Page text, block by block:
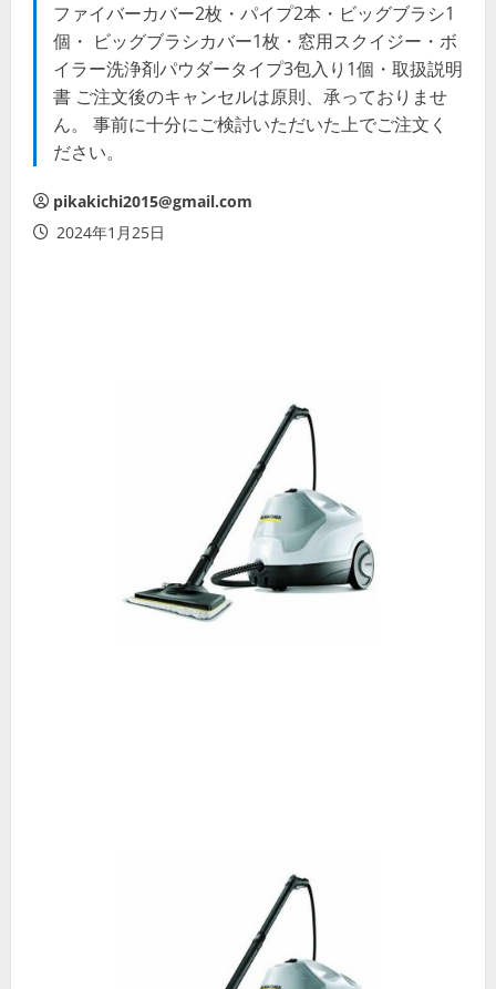
ファイバーカバー2枚・パイプ2本・ビッグブラシ1
個・ ビッグブラシカバー1枚・窓用スクイジー・ボ
イラー洗浄剤パウダータイプ3包入り1個・取扱説明
書 ご注文後のキャンセルは原則、承っておりませ
ん。 事前に十分にご検討いただいた上でご注文く
ださい。
pikakichi2015@gmail.com
2024年1月25日